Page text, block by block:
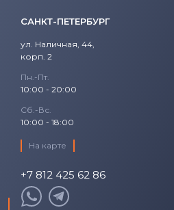
САНКТ-ПЕТЕРБУРГ
ул. Наличная, 44,
корп. 2
Пн.-Пт.
10:00 - 20:00
Сб.-Вс.
10:00 - 18:00
На карте
+7 812 425 62 86